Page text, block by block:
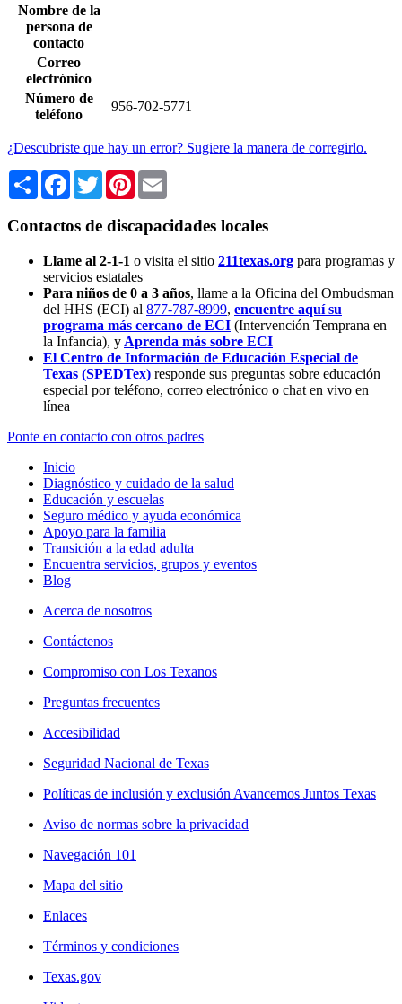
Nombre de la
persona de
contacto
Correo
electrónico
Número de
teléfono
956-702-5771
¿Descubriste que hay un error? Sugiere la manera de corregirlo.
Share Facebook
TwitterPinterest
Contactos de discapacidades locales
Llame al 2-1-1 o visita el sitio 211texas.org para programas y
servicios estatales
Para niños de 0 a 3 años, llame a la Oficina del Ombudsman
del HHS (ECI) al 877-787-8999, encuentre aquí su
programa más cercano de ECI (Intervención Temprana en
la Infancia), y Aprenda más sobre ECI
El Centro de Información de Educación Especial de
Texas (SPEDTex) responde sus preguntas sobre educación
especial por teléfono, correo electrónico o chat en vivo en
línea
Ponte en contacto con otros padres
Inicio
Diagnóstico y cuidado de la salud
Educación y escuelas
Seguro médico y ayuda económica
Apoyo para la familia
Transición a la edad adulta
Encuentra servicios, grupos y eventos
Blog
Acerca de nosotros
Contáctenos
Compromiso con Los Texanos
Preguntas frecuentes
Accesibilidad
Seguridad Nacional de Texas
Políticas de inclusión y exclusión Avancemos Juntos Texas
Aviso de normas sobre la privacidad
Navegación 101
Mapa del sitio
Enlaces
Términos y condiciones
Texas.gov